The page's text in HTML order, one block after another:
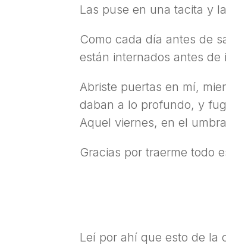
Las puse en una tacita y
Como cada día antes de
están internados antes
Abriste puertas en mí,
daban a lo profundo, y
Aquel viernes, en el
Gracias por traerme todo
Leí por ahí que esto de la